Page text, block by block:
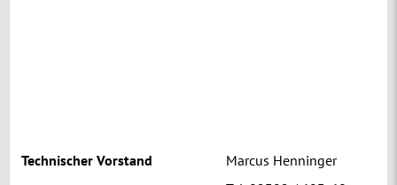
Technischer Vorstand
Marcus Henninger